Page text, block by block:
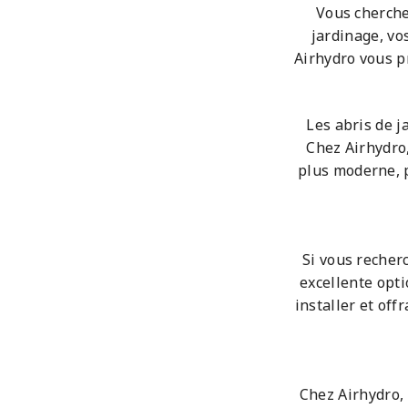
Vous
jardinage,
Airhydro vous
Les abris de
Chez
plus moderne,
Si vous
excellente
installer et
Chez